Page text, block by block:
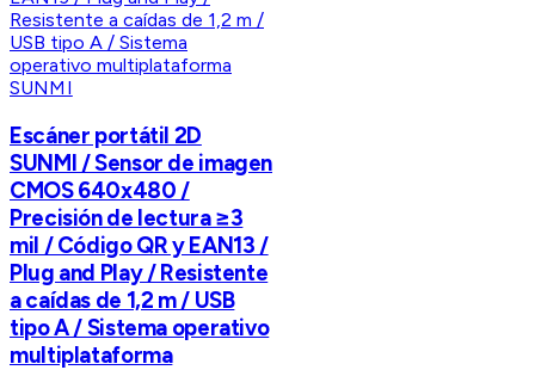
SUNMI
Escáner portátil 2D
SUNMI / Sensor de imagen
CMOS 640x480 /
Precisión de lectura ≥3
mil / Código QR y EAN13 /
Plug and Play / Resistente
a caídas de 1,2 m / USB
tipo A / Sistema operativo
multiplataforma